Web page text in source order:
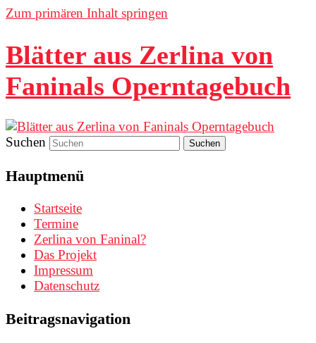
Zum primären Inhalt springen
Blätter aus Zerlina von
Faninals Operntagebuch
Suchen
Hauptmenü
Startseite
Termine
Zerlina von Faninal?
Das Projekt
Impressum
Datenschutz
Beitragsnavigation